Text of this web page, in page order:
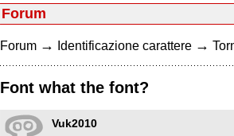
Forum
Forum → Identificazione carattere →
Font what the font?
Vuk2010